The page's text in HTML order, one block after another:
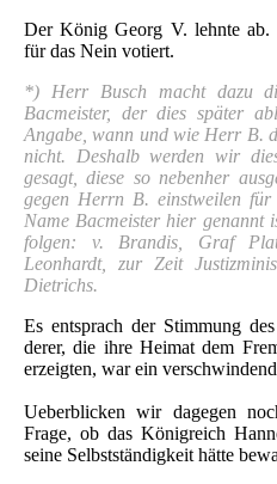
Der König Georg V. lehnte ab.
für das Nein votiert.
*) Herr Busch macht dazu
Bacmeister, der dies später
Angabe, wann und wie Herr B.
nicht. Deshalb werden wir
gesagt, diese so nebenher
gegen Herrn B. einstweilen
Name Bacmeister hier genannt
folgen: v. Brandis, Graf
Leonhardt, zur Zeit
Dietrichs.
Es entsprach der Stimmung
derer, die ihre Heimat dem
erzeigten, war ein
Ueberblicken wir dagegen
Frage, ob das Königreich
seine Selbstständigkeit hätte